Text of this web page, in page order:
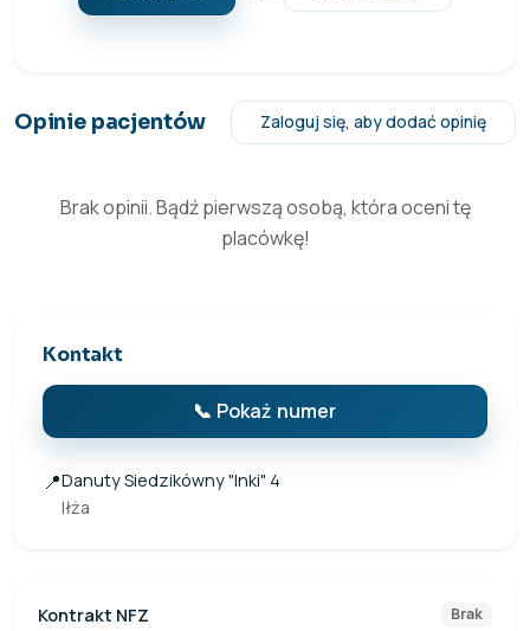
Opinie pacjentów Zaloguj się, aby dodać opinię
Brak opinii. Bądź pierwszą osobą, która oceni tę
placówkę!
Kontakt
📞 Pokaż numer
📍Danuty Siedzikówny "Inki" 4
Iłża
Kontrakt NFZ Brak